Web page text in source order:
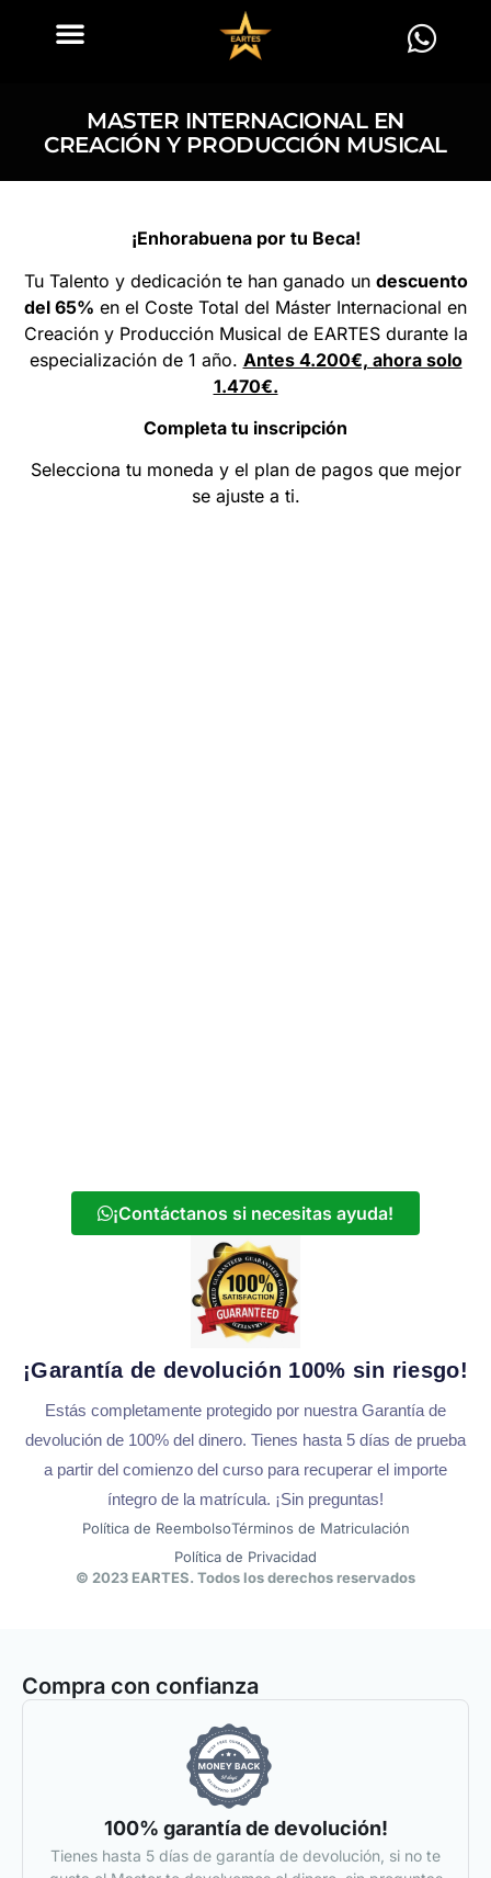
MASTER INTERNACIONAL EN
CREACIÓN Y PRODUCCIÓN MUSICAL
¡Enhorabuena por tu Beca!
Tu Talento y dedicación te han ganado un descuento
del 65% en el Coste Total del Máster Internacional en
Creación y Producción Musical de EARTES durante la
especialización de 1 año. Antes 4.200€, ahora solo
1.470€.
Completa tu inscripción
Selecciona tu moneda y el plan de pagos que mejor
se ajuste a ti.
¡Contáctanos si necesitas ayuda!
¡Garantía de devolución 100% sin riesgo!
Estás completamente protegido por nuestra Garantía de
devolución de 100% del dinero. Tienes hasta 5 días de prueba
a partir del comienzo del curso para recuperar el importe
íntegro de la matrícula. ¡Sin preguntas!
Política de ReembolsoTérminos de Matriculación
Política de Privacidad
© 2023 EARTES. Todos los derechos reservados
Compra con confianza
100% garantía de devolución!
Tienes hasta 5 días de garantía de devolución, si no te